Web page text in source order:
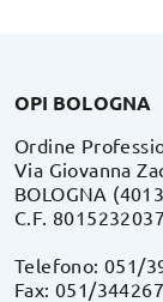
OPI BOLOGNA
Ordine
Via Giovanna
BOLOGNA
C.F.
Telefono: 051/
Fax: 051/344267